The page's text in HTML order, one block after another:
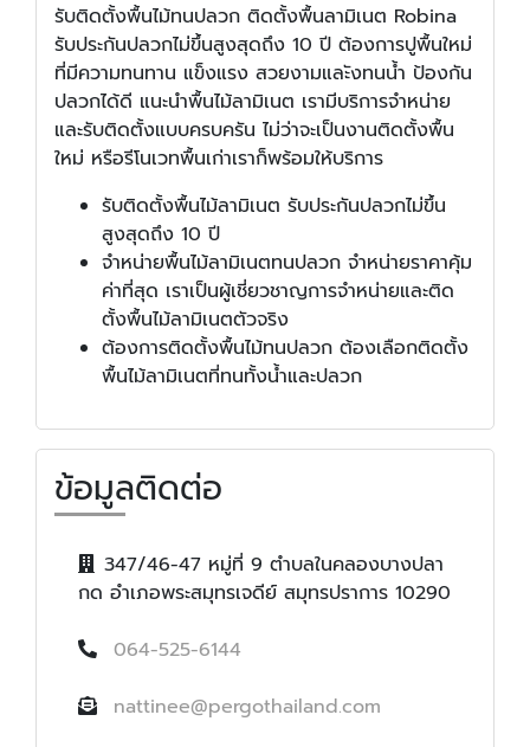
รับติดตั้งพื้นไม้ทนปลวก ติดตั้งพื้นลามิเนต Robina
รับประกันปลวกไม่ขึ้นสูงสุดถึง 10 ปี ต้องการปูพื้นใหม่
ที่มีความทนทาน แข็งแรง สวยงามและังทนน้ำ ป้องกัน
ปลวกได้ดี แนะนำพื้นไม้ลามิเนต เรามีบริการจำหน่าย
และรับติดตั้งแบบครบครัน ไม่ว่าจะเป็นงานติดตั้งพื้น
ใหม่ หรือรีโนเวทพื้นเก่าเราก็พร้อมให้บริการ
รับติดตั้งพื้นไม้ลามิเนต รับประกันปลวกไม่ขึ้น
สูงสุดถึง 10 ปี
จำหน่ายพื้นไม้ลามิเนตทนปลวก จำหน่ายราคาคุ้ม
ค่าที่สุด เราเป็นผู้เชี่ยวชาญการจำหน่ายและติด
ตั้งพื้นไม้ลามิเนตตัวจริง
ต้องการติดตั้งพื้นไม้ทนปลวก ต้องเลือกติดตั้ง
พื้นไม้ลามิเนตที่ทนทั้งน้ำและปลวก
ข้อมูลติดต่อ
347/46-47 หมู่ที่ 9 ตำบลในคลองบางปลา
กด อำเภอพระสมุทรเจดีย์ สมุทรปราการ 10290
064-525-6144
nattinee@pergothailand.com